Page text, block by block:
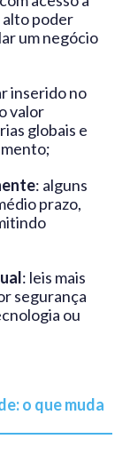
poder
um negócio
inserido no
valor
globais e
: alguns
prazo,
: leis mais
segurança
ou
o que muda